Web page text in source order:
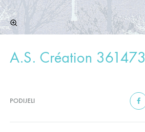
A.S. Création 361473
PODIJELI